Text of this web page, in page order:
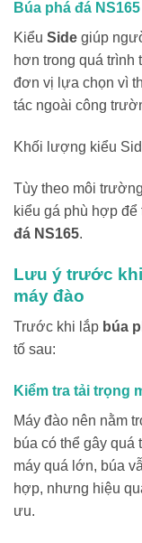
Búa phá đá
Kiểu Side giúp
hơn trong quá
đơn vị lựa chọn vì
tác ngoài công
Khối lượng kiểu
Tùy theo môi
kiểu gá phù hợp
đá NS165.
Lưu ý trước
máy đào
Trước khi lắp búa
tố sau:
Kiểm tra tải trọng
Máy đào nên nằm
búa có thể gây quá
máy quá lớn, búa
hợp, nhưng hiệu
ưu.